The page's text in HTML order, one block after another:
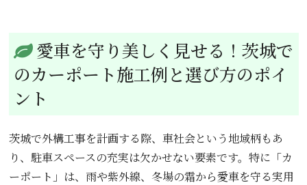
愛車を守り美しく見せる！茨城で
のカーポート施工例と選び方のポイ
ント
茨城で外構工事を計画する際、車社会という地域柄もあ
り、駐車スペースの充実は欠かせない要素です。特に「カ
ーポート」は、雨や紫外線、冬場の霜から愛車を守る実用